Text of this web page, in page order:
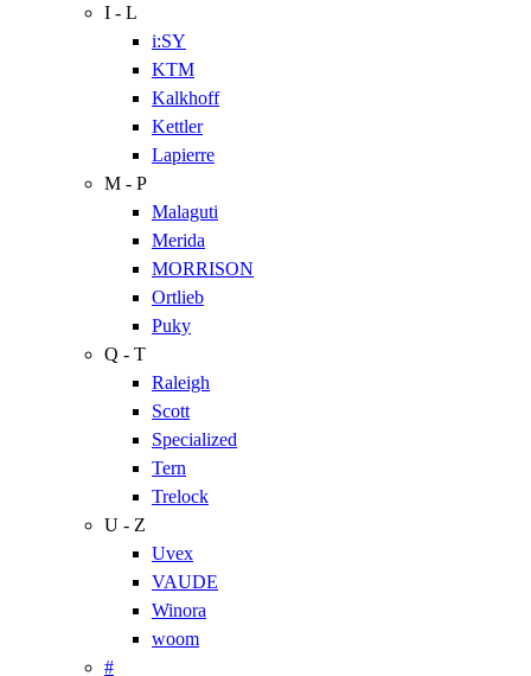
I - L
i:SY
KTM
Kalkhoff
Kettler
Lapierre
M - P
Malaguti
Merida
MORRISON
Ortlieb
Puky
Q - T
Raleigh
Scott
Specialized
Tern
Trelock
U - Z
Uvex
VAUDE
Winora
woom
#